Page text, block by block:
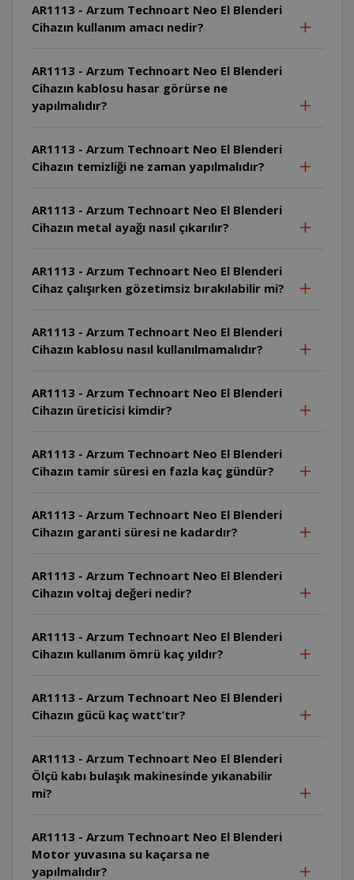
AR1113 - Arzum Technoart Neo El Blenderi
Cihazın kullanım amacı nedir?
AR1113 - Arzum Technoart Neo El Blenderi
Cihazın kablosu hasar görürse ne
yapılmalıdır?
AR1113 - Arzum Technoart Neo El Blenderi
Cihazın temizliği ne zaman yapılmalıdır?
AR1113 - Arzum Technoart Neo El Blenderi
Cihazın metal ayağı nasıl çıkarılır?
AR1113 - Arzum Technoart Neo El Blenderi
Cihaz çalışırken gözetimsiz bırakılabilir mi?
AR1113 - Arzum Technoart Neo El Blenderi
Cihazın kablosu nasıl kullanılmamalıdır?
AR1113 - Arzum Technoart Neo El Blenderi
Cihazın üreticisi kimdir?
AR1113 - Arzum Technoart Neo El Blenderi
Cihazın tamir süresi en fazla kaç gündür?
AR1113 - Arzum Technoart Neo El Blenderi
Cihazın garanti süresi ne kadardır?
AR1113 - Arzum Technoart Neo El Blenderi
Cihazın voltaj değeri nedir?
AR1113 - Arzum Technoart Neo El Blenderi
Cihazın kullanım ömrü kaç yıldır?
AR1113 - Arzum Technoart Neo El Blenderi
Cihazın gücü kaç watt’tır?
AR1113 - Arzum Technoart Neo El Blenderi
Ölçü kabı bulaşık makinesinde yıkanabilir
mi?
AR1113 - Arzum Technoart Neo El Blenderi
Motor yuvasına su kaçarsa ne
yapılmalıdır?